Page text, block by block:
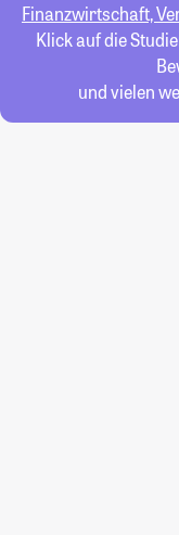
Finanzwirtschaft,
Klick auf die
und vielen